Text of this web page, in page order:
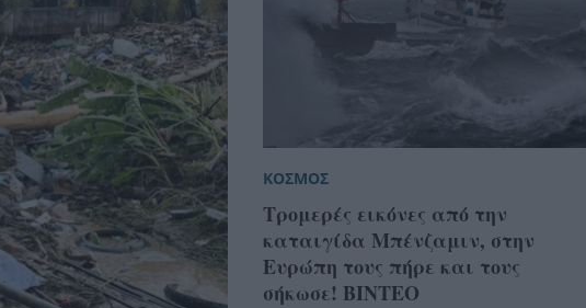
ΚΟΣΜΟΣ
Τρομερές εικόνες από την
καταιγίδα Μπένζαμιν, στην
Ευρώπη τους πήρε και τους
σήκωσε! ΒΙΝΤΕΟ